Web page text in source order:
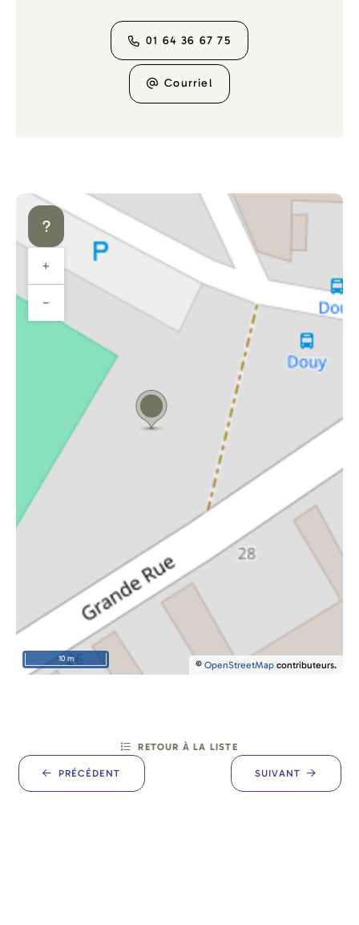
01 64 36 67 75
Courriel
+
−
© OpenStreetMap contributeurs.
10 m
PRÉCÉDENT
RETOUR À LA LISTE
SUIVANT